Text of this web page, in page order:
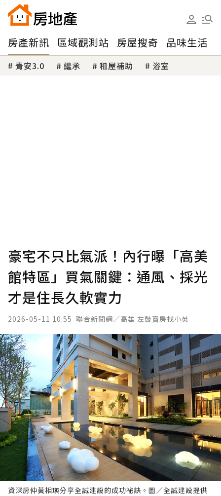
房產新訊 區域觀測站 房屋搜奇 品味生活
青安3.0 繼承 租屋補助 浴室
豪宅不只比氣派！內行曝「高美
館特區」買氣關鍵：通風、採光
才是住長久軟實力
2026-05-11 10:55 聯合新聞網／高雄 左鼓賣房找小英
資深房仲黃相瑛分享全誠建設的成功祕訣。圖／全誠建設提供